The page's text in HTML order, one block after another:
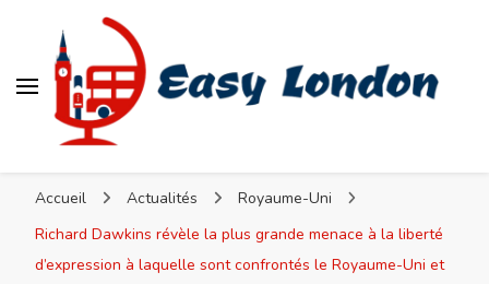
Accueil Actualités
Royaume-Uni
Richard Dawkins révèle la plus grande menace à la liberté
d’expression à laquelle sont confrontés le Royaume-Uni et